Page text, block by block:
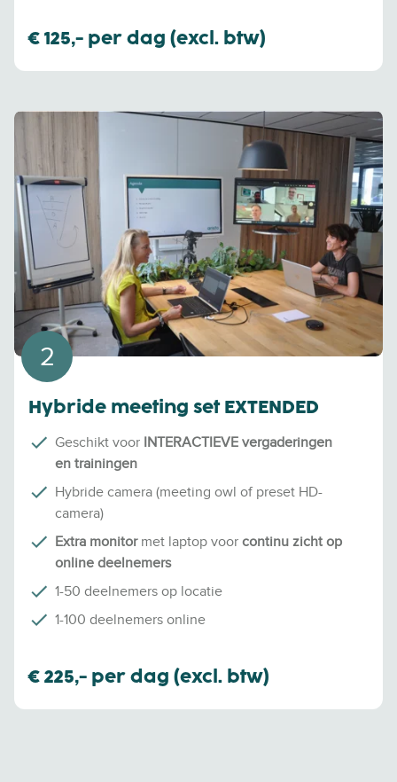
€ 125,- per dag (excl. btw)
2
Hybride meeting set EXTENDED
Geschikt voor INTERACTIEVE vergaderingen
en trainingen
Hybride camera (meeting owl of preset HD-
camera)
Extra monitormet laptop voor continu zicht op
online deelnemers
1-50 deelnemers op locatie
1-100 deelnemers online
€ 225,- per dag (excl. btw)